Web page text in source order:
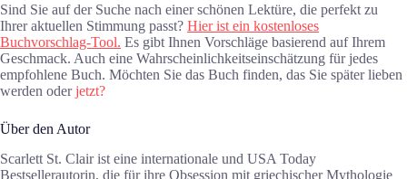
Sind Sie auf der Suche nach einer schönen Lektüre, die perfekt zu
Ihrer aktuellen Stimmung passt? Hier ist ein kostenloses
Buchvorschlag-Tool. Es gibt Ihnen Vorschläge basierend auf Ihrem
Geschmack. Auch eine Wahrscheinlichkeitseinschätzung für jedes
empfohlene Buch. Möchten Sie das Buch finden, das Sie später lieben
werden oderjetzt?
Über den Autor
Scarlett St. Clair ist eine internationale und USA Today
Bestsellerautorin, die für ihre Obsession mit griechischer Mythologie